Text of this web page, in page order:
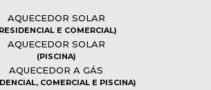
AQUECEDOR SOLAR
E COMERCIAL)
AQUECEDOR SOLAR
(PISCINA)
AQUECEDOR A GÁS
COMERCIAL E PISCINA)